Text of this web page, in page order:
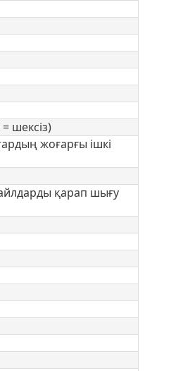
шексіз)
жоғарғы ішкі
қарап шығу